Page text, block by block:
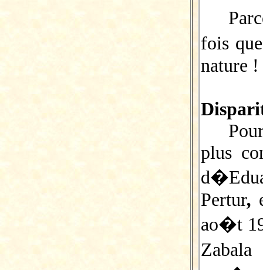
fois
nature !
plus
Pertur,
ao�t